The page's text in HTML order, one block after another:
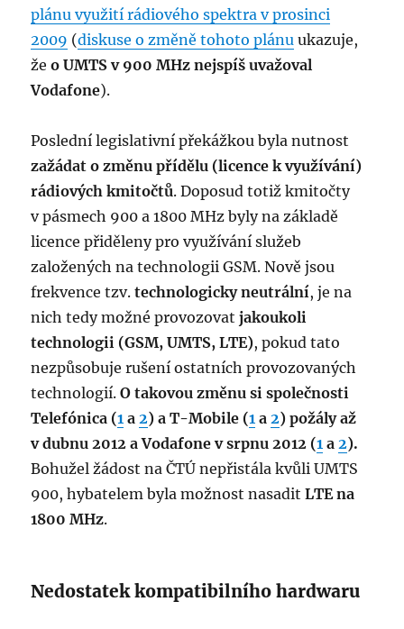
plánu využití rádiového spektra v prosinci
2009 (diskuse o změně tohoto plánu ukazuje,
žeo UMTS v 900 MHz nejspíš uvažoval
Vodafone).
Poslední legislativní překážkou byla nutnost
zažádat o změnu přídělu (licence k využívání)
rádiových kmitočtů. Doposud totiž kmitočty
v pásmech 900 a 1800 MHz byly na základě
licence přiděleny pro využívání služeb
založených na technologii GSM. Nově jsou
frekvence tzv.technologicky neutrální, je na
nich tedy možné provozovatjakoukoli
technologii (GSM, UMTS, LTE), pokud tato
nezpůsobuje rušení ostatních provozovaných
technologií.O takovou změnu si společnosti
Telefónica (1 a2) a T-Mobile (1 a2) požály až
v dubnu 2012 a Vodafone v srpnu 2012 (1 a2).
Bohužel žádost na ČTÚ nepřistála kvůli UMTS
900, hybatelem byla možnost nasaditLTE na
1800 MHz.
Nedostatek kompatibilního hardwaru